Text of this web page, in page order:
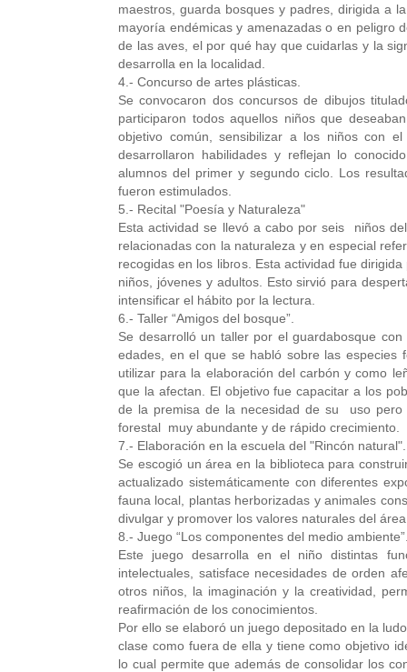
maestros, guarda bosques y padres, dirigida a
mayoría endémicas y amenazadas o en peligro
de las aves, el por qué hay que cuidarlas y la
desarrolla en la localidad.
4.- Concurso de artes plásticas.
Se convocaron dos concursos de dibujos
participaron todos aquellos niños que
objetivo común, sensibilizar a los niños con
desarrollaron habilidades y reflejan lo
alumnos del primer y segundo ciclo. Los
fueron estimulados.
5.- Recital "Poesía y Naturaleza"
Esta actividad se llevó a cabo por seis niños
relacionadas con la naturaleza y en especial
recogidas en los libros. Esta actividad fue
niños, jóvenes y adultos. Esto sirvió para
intensificar el hábito por la lectura.
6.- Taller “Amigos del bosque”.
Se desarrolló un taller por el guardabosque
edades, en el que se habló sobre las especies
utilizar para la elaboración del carbón y como
que la afectan. El objetivo fue capacitar a los
de la premisa de la necesidad de su uso pero
forestal muy abundante y de rápido crecimiento.
7.- Elaboración en la escuela del "Rincón natural".
Se escogió un área en la biblioteca para
actualizado sistemáticamente con diferentes
fauna local, plantas herborizadas y animales
divulgar y promover los valores naturales del
8.- Juego “Los componentes del medio
Este juego desarrolla en el niño distintas
intelectuales, satisface necesidades de orden
otros niños, la imaginación y la creatividad,
reafirmación de los conocimientos.
Por ello se elaboró un juego depositado en la
clase como fuera de ella y tiene como objetivo
lo cual permite que además de consolidar los